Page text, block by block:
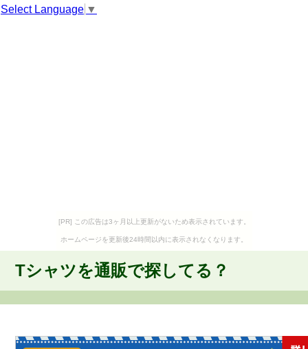
Select Language ▼
[PR] この広告は3ヶ月以上更新がないため表示されています。
ホームページを更新後24時間以内に表示されなくなります。
Tシャツを通販で探してる？